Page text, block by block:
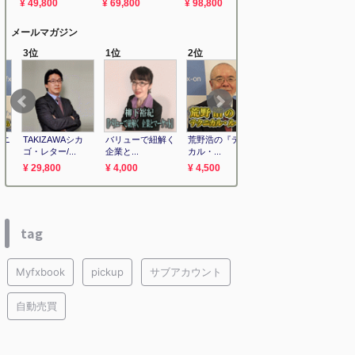
tag
Myfxbook pickup サブアカウント
自動売買